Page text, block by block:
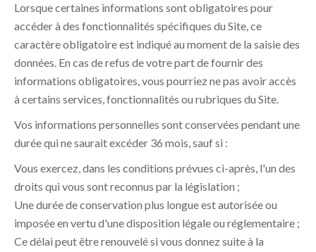
Lorsque certaines informations sont obligatoires pour
accéder à des fonctionnalités spécifiques du Site, ce
caractère obligatoire est indiqué au moment de la saisie des
données. En cas de refus de votre part de fournir des
informations obligatoires, vous pourriez ne pas avoir accès
à certains services, fonctionnalités ou rubriques du Site.
Vos informations personnelles sont conservées pendant une
durée qui ne saurait excéder 36 mois, sauf si :
Vous exercez, dans les conditions prévues ci-après, l'un des
droits qui vous sont reconnus par la législation ;
Une durée de conservation plus longue est autorisée ou
imposée en vertu d'une disposition légale ou réglementaire ;
Ce délai peut être renouvelé si vous donnez suite à la